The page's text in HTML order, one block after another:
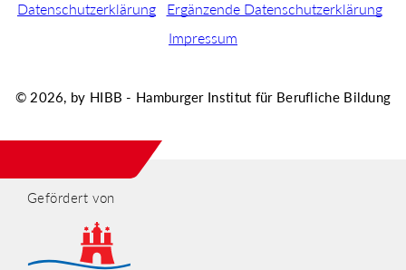
Datenschutzerklärung
Ergänzende Datenschutzerklärung
Impressum
© 2026, by HIBB - Hamburger Institut für Berufliche Bildung
Gefördert von